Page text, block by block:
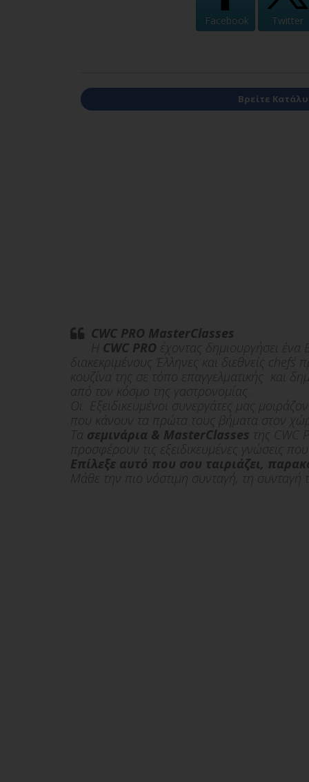
Facebook Twitter
Βρείτε
CWC PRO MasterClasses
H CWC PRO έχοντας δημιουργήσει
διακεκριμένους Έλληνες και διεθνείς chef΄s
κουζίνα της σε τόπο επαγγελματικής και
από τον κόσμο της γαστρονομίας .
Οι Εξειδικευμένοι συνεργάτες μας
που κάνουν τα πρώτα τους βήματα στον
Τα σεμινάρια & MasterClasses της CWC
προσφέρουν τις εξειδικευμένες γνώσεις
Επίλεξε αυτό που σου ταιριάζει,
Μάθε την πιο νόστιμη συνταγή, τη συνταγή